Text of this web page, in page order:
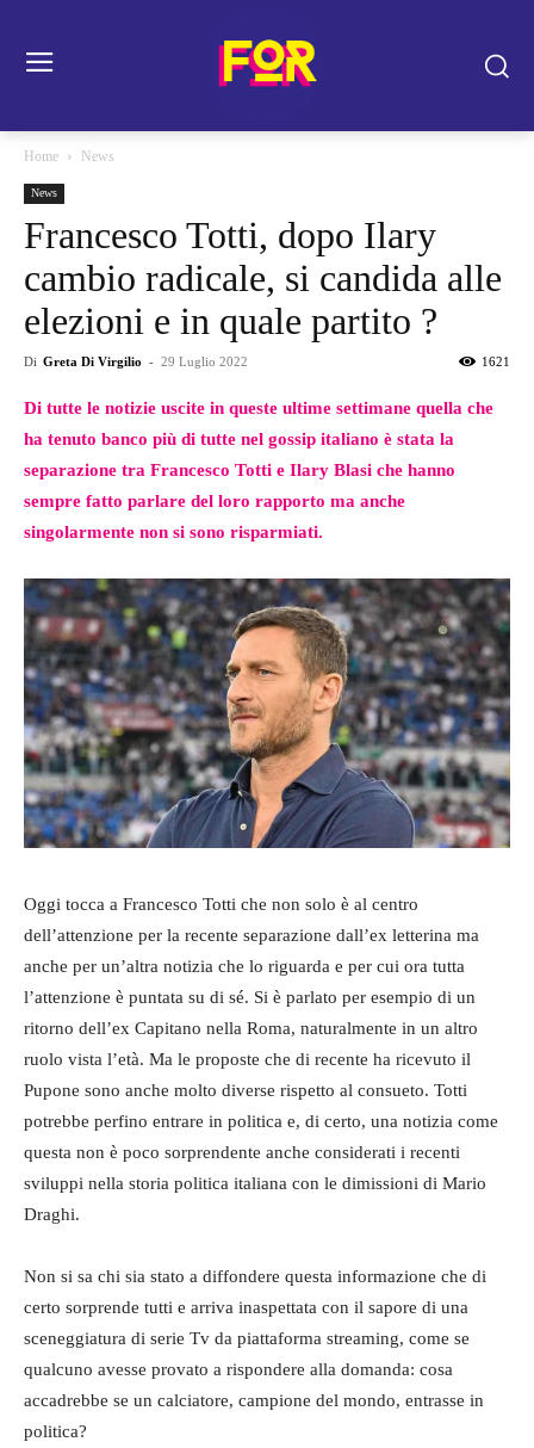
Home News
News
Francesco Totti, dopo Ilary
cambio radicale, si candida alle
elezioni e in quale partito ?
Di Greta Di Virgilio - 29 Luglio 2022 1621
Di tutte le notizie uscite in queste ultime settimane quella che
ha tenuto banco più di tutte nel gossip italiano è stata la
separazione tra Francesco Totti e Ilary Blasi che hanno
sempre fatto parlare del loro rapporto ma anche
singolarmente non si sono risparmiati.
Oggi tocca a Francesco Totti che non solo è al centro
dell’attenzione per la recente separazione dall’ex letterina ma
anche per un’altra notizia che lo riguarda e per cui ora tutta
l’attenzione è puntata su di sé. Si è parlato per esempio di un
ritorno dell’ex Capitano nella Roma, naturalmente in un altro
ruolo vista l’età. Ma le proposte che di recente ha ricevuto il
Pupone sono anche molto diverse rispetto al consueto. Totti
potrebbe perfino entrare in politica e, di certo, una notizia come
questa non è poco sorprendente anche considerati i recenti
sviluppi nella storia politica italiana con le dimissioni di Mario
Draghi.
Non si sa chi sia stato a diffondere questa informazione che di
certo sorprende tutti e arriva inaspettata con il sapore di una
sceneggiatura di serie Tv da piattaforma streaming, come se
qualcuno avesse provato a rispondere alla domanda: cosa
accadrebbe se un calciatore, campione del mondo, entrasse in
politica?